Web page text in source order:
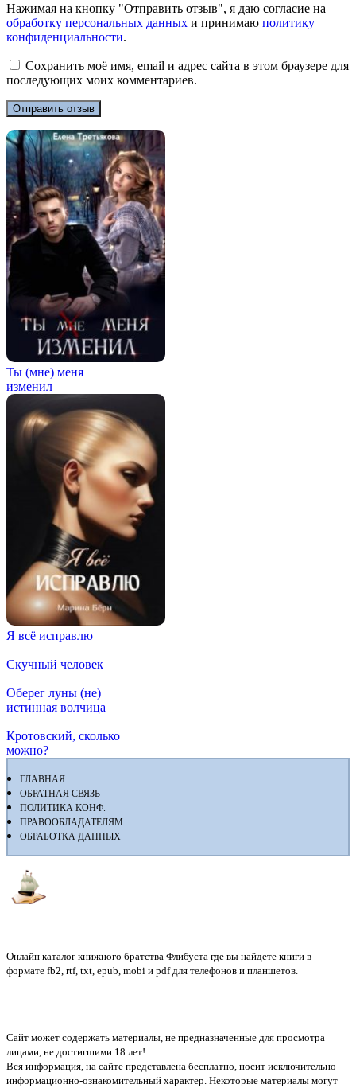
Нажимая на кнопку "Отправить отзыв", я даю согласие на
обработку персональных данных и принимаю политику
конфиденциальности.
Сохранить моё имя, email и адрес сайта в этом браузере для
последующих моих комментариев.
Ты (мне) меня
изменил
Я всё исправлю
Скучный человек
Оберег луны (не)
истинная волчица
Кротовский, сколько
можно?
ГЛАВНАЯ
ОБРАТНАЯ СВЯЗЬ
ПОЛИТИКА КОНФ.
ПРАВООБЛАДАТЕЛЯМ
ОБРАБОТКА ДАННЫХ
Онлайн каталог книжного братства Флибуста где вы найдете книги в
формате fb2, rtf, txt, epub, mobi и pdf для телефонов и планшетов.
Сайт может содержать материалы, не предназначенные для просмотра
лицами, не достигшими 18 лет!
Вся информация, на сайте представлена бесплатно, носит исключительно
информационно-ознакомительный характер. Некоторые материалы могут